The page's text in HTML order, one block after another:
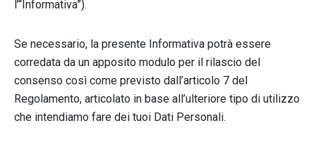
l’“Informativa”).
Se necessario, la presente Informativa potrà essere
corredata da un apposito modulo per il rilascio del
consenso così come previsto dall’articolo 7 del
Regolamento, articolato in base all’ulteriore tipo di utilizzo
che intendiamo fare dei tuoi Dati Personali.